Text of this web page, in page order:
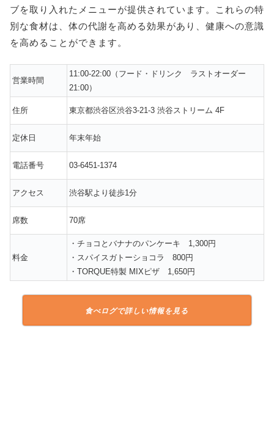
ブを取り入れたメニューが提供されています。これらの特
別な食材は、体の代謝を高める効果があり、健康への意識
を高めることができます。
営業時間
11:00-22:00（フード・ドリンク ラストオーダー
21:00）
住所 東京都渋谷区渋谷3-21-3 渋谷ストリーム 4F
定休日 年末年始
電話番号 03-6451-1374
アクセス 渋谷駅より徒歩1分
席数 70席
料金
・チョコとバナナのパンケーキ 1,300円
・スパイスガトーショコラ 800円
・TORQUE特製 MIXピザ 1,650円
食べログで詳しい情報を見る